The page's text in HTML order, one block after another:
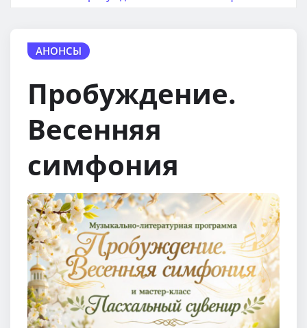
АНОНСЫ
Пробуждение.
Весенняя
симфония